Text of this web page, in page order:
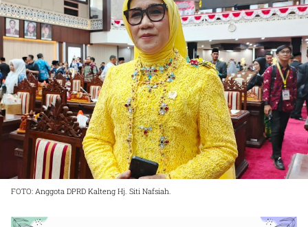
FOTO: Anggota DPRD Kalteng Hj. Siti Nafsiah.